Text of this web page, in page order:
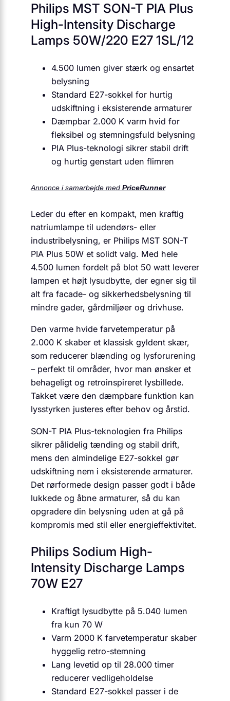
Philips MST SON-T PIA Plus
High-Intensity Discharge
Lamps 50W/220 E27 1SL/12
4.500 lumen giver stærk og ensartet
belysning
Standard E27-sokkel for hurtig
udskiftning i eksisterende armaturer
Dæmpbar 2.000 K varm hvid for
fleksibel og stemningsfuld belysning
PIA Plus-teknologi sikrer stabil drift
og hurtig genstart uden flimren
Annonce i samarbejde med PriceRunner
Leder du efter en kompakt, men kraftig
natriumlampe til udendørs- eller
industribelysning, er Philips MST SON-T
PIA Plus 50W et solidt valg. Med hele
4.500 lumen fordelt på blot 50 watt leverer
lampen et højt lysudbytte, der egner sig til
alt fra facade- og sikkerhedsbelysning til
mindre gader, gårdmiljøer og drivhuse.
Den varme hvide farvetemperatur på
2.000 K skaber et klassisk gyldent skær,
som reducerer blænding og lysforurening
– perfekt til områder, hvor man ønsker et
behageligt og retroinspireret lysbillede.
Takket være den dæmpbare funktion kan
lysstyrken justeres efter behov og årstid.
SON-T PIA Plus-teknologien fra Philips
sikrer pålidelig tænding og stabil drift,
mens den almindelige E27-sokkel gør
udskiftning nem i eksisterende armaturer.
Det rørformede design passer godt i både
lukkede og åbne armaturer, så du kan
opgradere din belysning uden at gå på
kompromis med stil eller energieffektivitet.
Philips Sodium High-
Intensity Discharge Lamps
70W E27
Kraftigt lysudbytte på 5.040 lumen
fra kun 70 W
Varm 2000 K farvetemperatur skaber
hyggelig retro-stemning
Lang levetid op til 28.000 timer
reducerer vedligeholdelse
Standard E27-sokkel passer i de